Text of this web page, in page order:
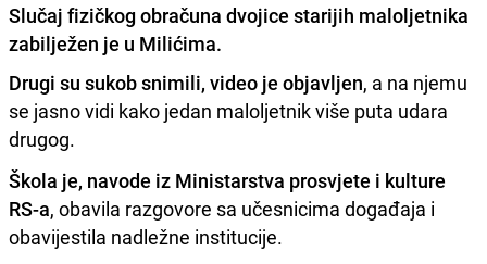
Slučaj fizičkog obračuna dvojice starijih maloljetnika
zabilježen je u Milićima.
Drugi su sukob snimili, video je objavljen, a na njemu
se jasno vidi kako jedan maloljetnik više puta udara
drugog.
Škola je, navode iz Ministarstva prosvjete i kulture
RS-a, obavila razgovore sa učesnicima događaja i
obavijestila nadležne institucije.